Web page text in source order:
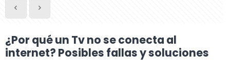
¿Por qué un Tv no se conecta al
internet? Posibles fallas y soluciones